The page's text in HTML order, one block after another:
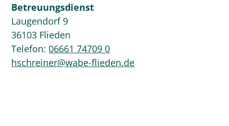
Betreuungsdienst
Laugendorf 9
36103 Flieden
Telefon: 06661 74709 0
hschreiner@wabe-flieden.de